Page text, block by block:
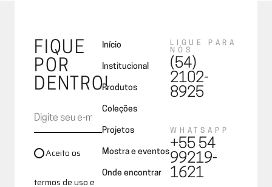
FIQUE
POR
DENTRO!
Aceito os
termos de uso e
Início
Institucional
Produtos
Coleções
Projetos
Mostra e eventos
Onde encontrar
LIGUE PARA
NÓS
(54)
2102-
8925
WHATSAPP
+55 54
99219-
1621